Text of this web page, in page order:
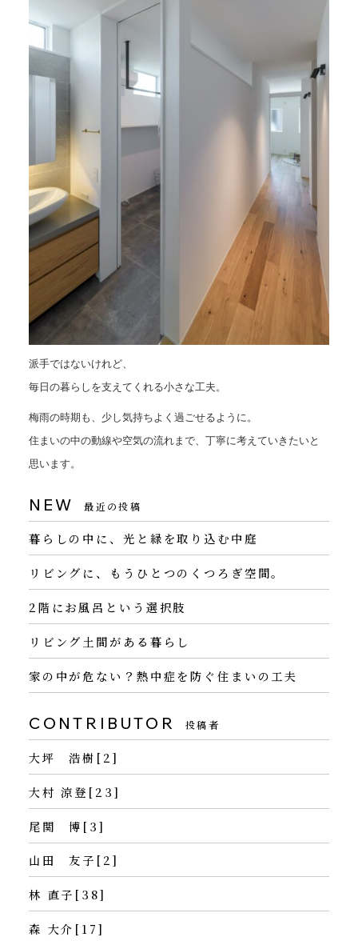
派手ではないけれど、
毎日の暮らしを支えてくれる小さな工夫。
梅雨の時期も、少し気持ちよく過ごせるように。
住まいの中の動線や空気の流れまで、丁寧に考えていきたいと
思います。
NEW 最近の投稿
暮らしの中に、光と緑を取り込む中庭
リビングに、もうひとつのくつろぎ空間。
2階にお風呂という選択肢
リビング土間がある暮らし
家の中が危ない？熱中症を防ぐ住まいの工夫
CONTRIBUTOR 投稿者
大坪 浩樹[2]
大村 涼登[23]
尾関 博[3]
山田 友子[2]
林 直子[38]
森 大介[17]